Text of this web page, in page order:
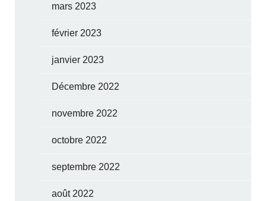
mars 2023
février 2023
janvier 2023
Décembre 2022
novembre 2022
octobre 2022
septembre 2022
août 2022